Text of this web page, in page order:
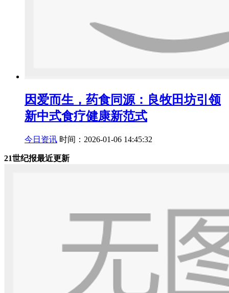
因爱而生，药食同源：良牧田坊引领
新中式食疗健康新范式
今日资讯 时间：2026-01-06 14:45:32
21世纪报最近更新